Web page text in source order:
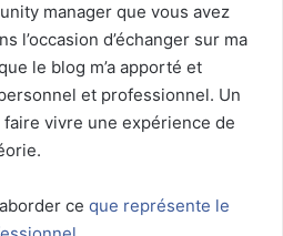
manager que vous avez
l’occasion d’échanger sur ma
le blog m’a apporté et
et professionnel. Un
vivre une expérience de
ce que représente le